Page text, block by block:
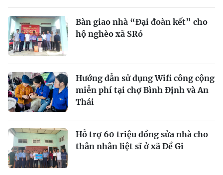
Bàn giao nhà “Đại đoàn kết” cho
hộ nghèo xã SRó
Hướng dẫn sử dụng Wifi công cộng
miễn phí tại chợ Bình Định và An
Thái
Hỗ trợ 60 triệu đồng sửa nhà cho
thân nhân liệt sĩ ở xã Đề Gi